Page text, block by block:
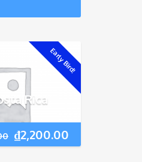
Early Bird!
₫2,200.00
Rica